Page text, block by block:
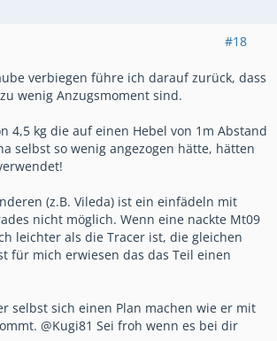
#18
verbiegen führe ich darauf zurück, dass
wenig Anzugsmoment sind.
4,5 kg die auf einen Hebel von 1m Abstand
selbst so wenig angezogen hätte, hätten
(z.B. Vileda) ist ein einfädeln mit
nicht möglich. Wenn eine nackte Mt09
leichter als die Tracer ist, die gleichen
für mich erwiesen das das Teil einen
selbst sich einen Plan machen wie er mit
@Kugi81 Sei froh wenn es bei dir